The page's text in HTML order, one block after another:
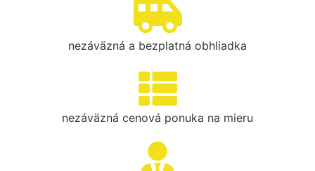
nezáväzná a bezplatná obhliadka
nezáväzná cenová ponuka na mieru